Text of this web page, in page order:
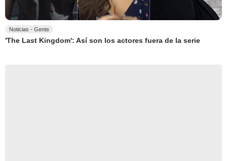
Noticias - Gente
'The Last Kingdom': Así son los actores fuera de la serie